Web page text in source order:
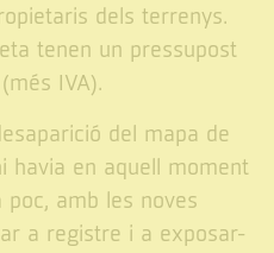
dels terrenys.
tenen un pressupost
IVA).
del mapa de
havia en aquell moment
amb les noves
a registre i a exposar-